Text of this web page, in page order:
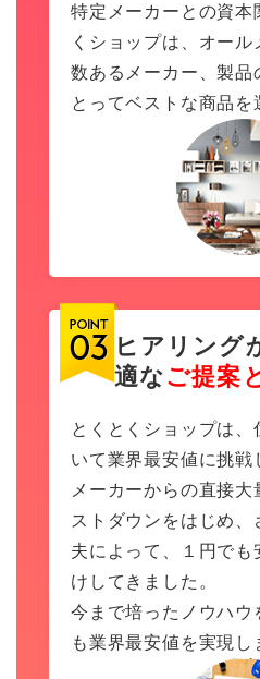
特定メーカーとの資本
くショップは、オール
数あるメーカー、製品
とってベストな商品を
ヒアリング
適なご提案
とくとくショップは、
いて業界最安値に挑戦
メーカーからの直接大
ストダウンをはじめ、
夫によって、１円でも
けしてきました。
今まで培ったノウハウ
も業界最安値を実現し